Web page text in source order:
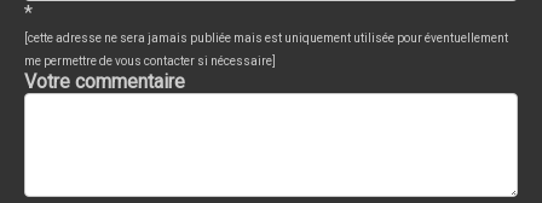
*
[cette adresse ne sera jamais publiée mais est uniquement utilisée pour éventuellement
me permettre de vous contacter si nécessaire]
Votre commentaire